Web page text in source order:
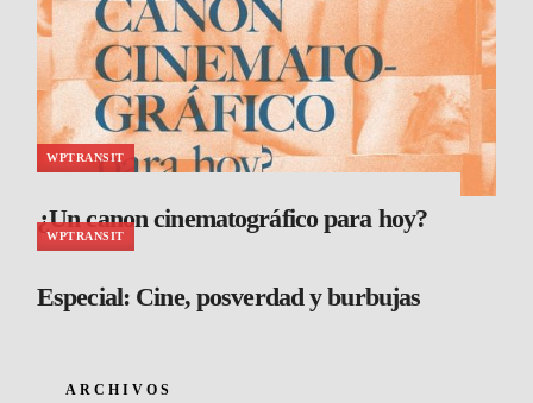
WPTRANSIT
¿Un canon cinematográfico para hoy?
WPTRANSIT
Especial: Cine, posverdad y burbujas
ARCHIVOS